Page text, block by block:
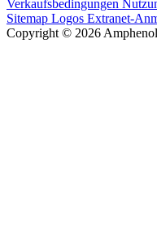
Verkaufsbedingungen
Sitemap Logos Extranet-
Copyright © 2026